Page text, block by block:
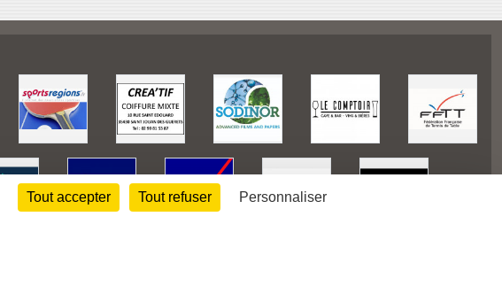
Tout accepter Tout refuser Personnaliser